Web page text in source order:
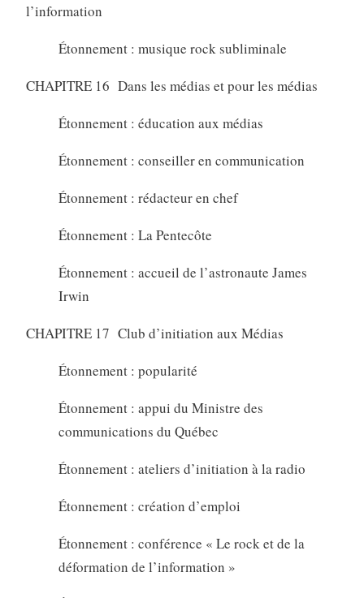
l’information
Étonnement : musique rock subliminale
CHAPITRE 16 Dans les médias et pour les médias
Étonnement : éducation aux médias
Étonnement : conseiller en communication
Étonnement : rédacteur en chef
Étonnement : La Pentecôte
Étonnement : accueil de l’astronaute James
Irwin
CHAPITRE 17 Club d’initiation aux Médias
Étonnement : popularité
Étonnement : appui du Ministre des
communications du Québec
Étonnement : ateliers d’initiation à la radio
Étonnement : création d’emploi
Étonnement : conférence « Le rock et de la
déformation de l’information »